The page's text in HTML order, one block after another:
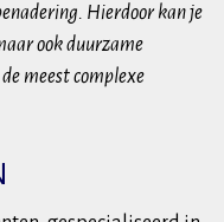
Hierdoor kan je
ook duurzame
meest complexe